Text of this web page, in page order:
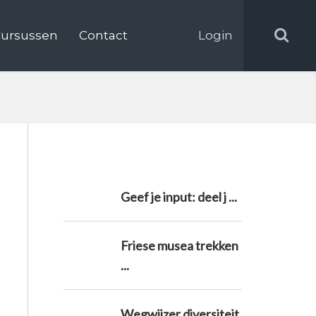
Contact Login
Geef je input: deel j ...
Friese musea trekken
...